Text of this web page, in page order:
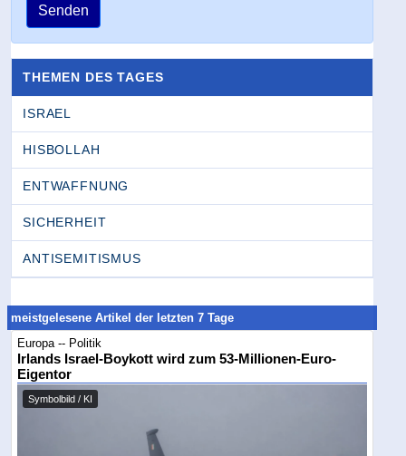
Senden
THEMEN DES TAGES
ISRAEL
HISBOLLAH
ENTWAFFNUNG
SICHERHEIT
ANTISEMITISMUS
meistgelesene Artikel der letzten 7 Tage
Europa -- Politik
Irlands Israel-Boykott wird zum 53-Millionen-Euro-
Eigentor
Symbolbild / KI